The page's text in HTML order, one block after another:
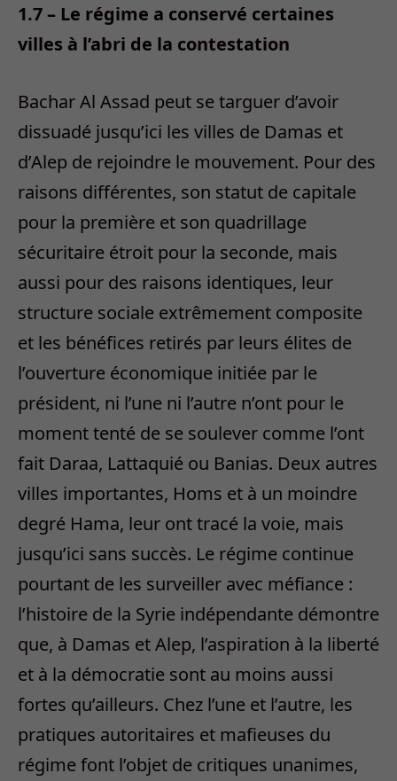
1.7 – Le régime a conservé certaines
villes à l’abri de la contestation
Bachar Al Assad peut se targuer d’avoir
dissuadé jusqu’ici les villes de Damas et
d’Alep de rejoindre le mouvement. Pour des
raisons différentes, son statut de capitale
pour la première et son quadrillage
sécuritaire étroit pour la seconde, mais
aussi pour des raisons identiques, leur
structure sociale extrêmement composite
et les bénéfices retirés par leurs élites de
l’ouverture économique initiée par le
président, ni l’une ni l’autre n’ont pour le
moment tenté de se soulever comme l’ont
fait Daraa, Lattaquié ou Banias. Deux autres
villes importantes, Homs et à un moindre
degré Hama, leur ont tracé la voie, mais
jusqu’ici sans succès. Le régime continue
pourtant de les surveiller avec méfiance :
l’histoire de la Syrie indépendante démontre
que, à Damas et Alep, l’aspiration à la liberté
et à la démocratie sont au moins aussi
fortes qu’ailleurs. Chez l’une et l’autre, les
pratiques autoritaires et mafieuses du
régime font l’objet de critiques unanimes,